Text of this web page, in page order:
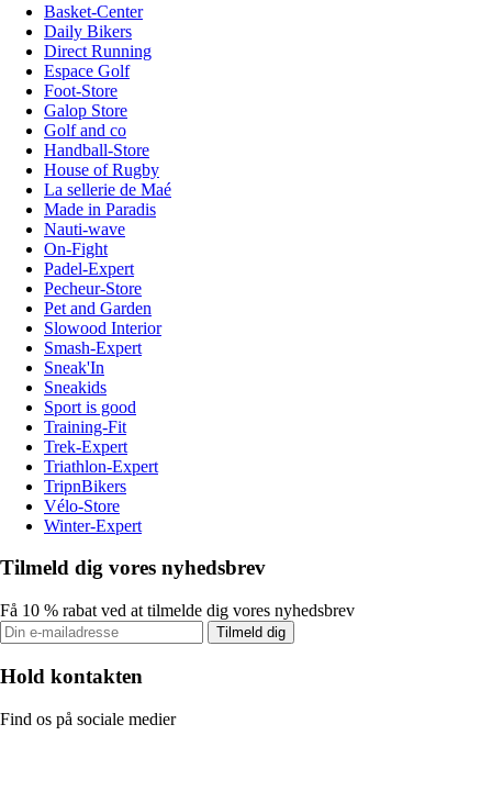
Basket-Center
Daily Bikers
Direct Running
Espace Golf
Foot-Store
Galop Store
Golf and co
Handball-Store
House of Rugby
La sellerie de Maé
Made in Paradis
Nauti-wave
On-Fight
Padel-Expert
Pecheur-Store
Pet and Garden
Slowood Interior
Smash-Expert
Sneak'In
Sneakids
Sport is good
Training-Fit
Trek-Expert
Triathlon-Expert
TripnBikers
Vélo-Store
Winter-Expert
Tilmeld dig vores nyhedsbrev
Få 10 % rabat ved at tilmelde dig vores nyhedsbrev
Tilmeld dig
Hold kontakten
Find os på sociale medier